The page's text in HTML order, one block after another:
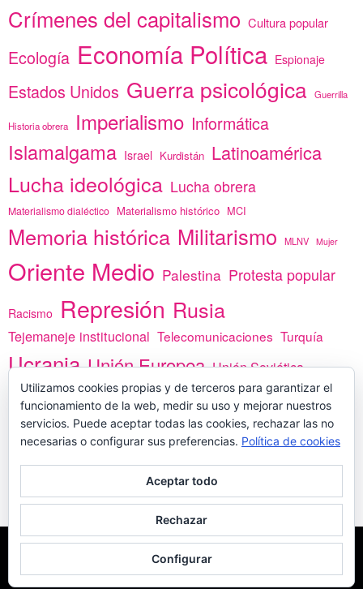
Crímenes del capitalismo Cultura popular
Ecología Economía Política Espionaje
Estados Unidos Guerra psicológica Guerrilla
Historia obrera Imperialismo Informática
Islamalgama Israel Kurdistán Latinoamérica
Lucha ideológica Lucha obrera
Materialismo dialéctico Materialismo histórico MCI
Memoria histórica Militarismo MLNV Mujer
Oriente Medio Palestina Protesta popular
Racismo Represión Rusia
Tejemaneje institucional Telecomunicaciones Turquía
Ucrania Unión Europea Unión Soviética
vacunas Yemen África
PREGÚNTANOS
MADE WITH
PORWPLOOK THEMES
Utilizamos cookies propias y de terceros para garantizar el
funcionamiento de la web, medir su uso y mejorar nuestros
servicios. Puede aceptar todas las cookies, rechazar las no
necesarias o configurar sus preferencias. Política de cookies
Aceptar todo
Rechazar
Configurar